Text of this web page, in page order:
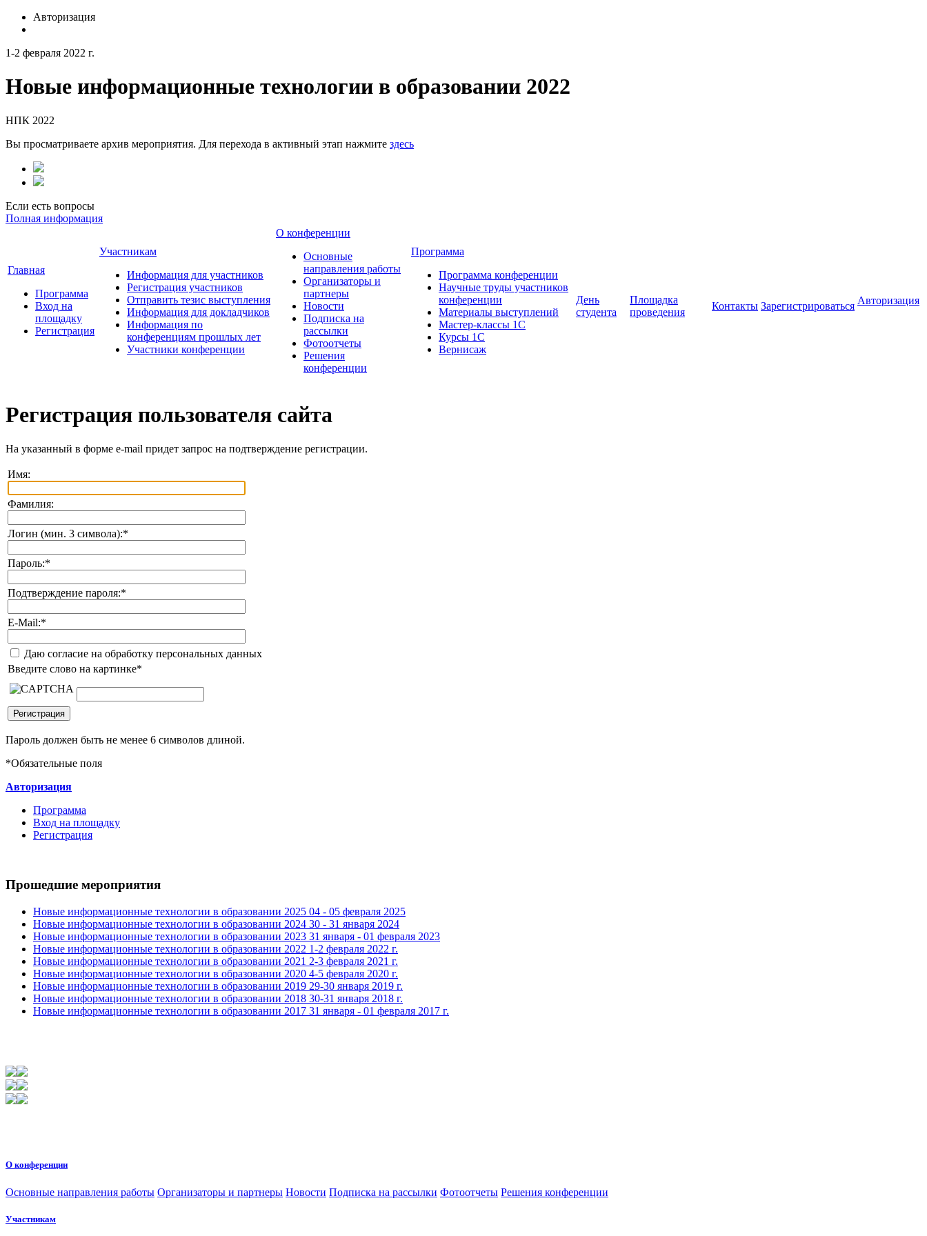
Авторизация
1-2 февраля 2022 г.
Новые информационные технологии в образовании 2022
НПК 2022
Вы просматриваете архив мероприятия. Для перехода в активный этап нажмите здесь
Если есть вопросы
Полная информация
Главная
Программа
Вход на
площадку
Регистрация
Участникам
Информация для участников
Регистрация участников
Отправить тезис выступления
Информация для докладчиков
Информация по
конференциям прошлых лет
Участники конференции
О конференции
Основные
направления работы
Организаторы и
партнеры
Новости
Подписка на
рассылки
Фотоотчеты
Решения
конференции
Программа
Программа конференции
Научные труды участников
конференции
Материалы выступлений
Мастер-классы 1С
Курсы 1С
Вернисаж
День
студента
Площадка
проведения
Контакты Зарегистрироваться Авторизация
Регистрация пользователя сайта
На указанный в форме e-mail придет запрос на подтверждение регистрации.
Имя:
Фамилия:
Логин (мин. 3 символа):*
Пароль:*
Подтверждение пароля:*
E-Mail:*
Даю согласие на обработку персональных данных
Введите слово на картинке*
Пароль должен быть не менее 6 символов длиной.
*Обязательные поля
Авторизация
Программа
Вход на площадку
Регистрация
Прошедшие мероприятия
Новые информационные технологии в образовании 2025 04 - 05 февраля 2025
Новые информационные технологии в образовании 2024 30 - 31 января 2024
Новые информационные технологии в образовании 2023 31 января - 01 февраля 2023
Новые информационные технологии в образовании 2022 1-2 февраля 2022 г.
Новые информационные технологии в образовании 2021 2-3 февраля 2021 г.
Новые информационные технологии в образовании 2020 4-5 февраля 2020 г.
Новые информационные технологии в образовании 2019 29-30 января 2019 г.
Новые информационные технологии в образовании 2018 30-31 января 2018 г.
Новые информационные технологии в образовании 2017 31 января - 01 февраля 2017 г.
О конференции
Основные направления работы Организаторы и партнеры Новости Подписка на рассылки Фотоотчеты Решения конференции
Участникам